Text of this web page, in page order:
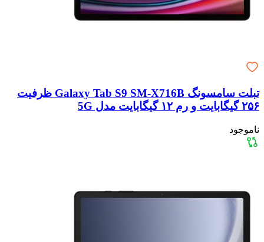
تبلت سامسونگ Galaxy Tab S9 SM-X716B ظرفیت
۲۵۶ گیگابایت و رم ۱۲ گیگابایت مدل 5G
ناموجود